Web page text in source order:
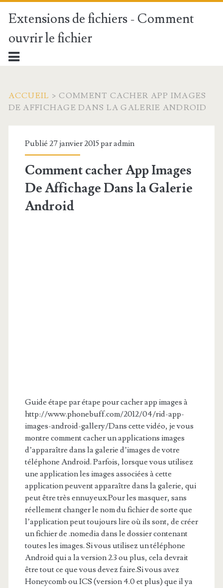
Extensions de fichiers - Comment
ouvrir le fichier
ACCUEIL > COMMENT CACHER APP IMAGES
DE AFFICHAGE DANS LA GALERIE ANDROID
Publié 27 janvier 2015 paradmin
Comment cacher App Images
De Affichage Dans la Galerie
Android
Guide étape par étape pour cacher app images à
http://www.phonebuff.com/2012/04/rid-app-
images-android-gallery/Dans cette vidéo, je vous
montre comment cacher un applications images
d’apparaître dans la galerie d’images de votre
téléphone Android. Parfois, lorsque vous utilisez
une application les images associées à cette
application peuvent apparaître dans la galerie, qui
peut être très ennuyeux.Pour les masquer, sans
réellement changer le nom du fichier de sorte que
l’application peut toujours lire où ils sont, de créer
un fichier de .nomedia dans le dossier contenant
toutes les images. Si vous utilisez un téléphone
Android qui a la version 2.3 ou plus, cela devrait
être tout ce que vous devez faire.Si vous avez
Honeycomb ou ICS (version 4.0 et plus) que il ya